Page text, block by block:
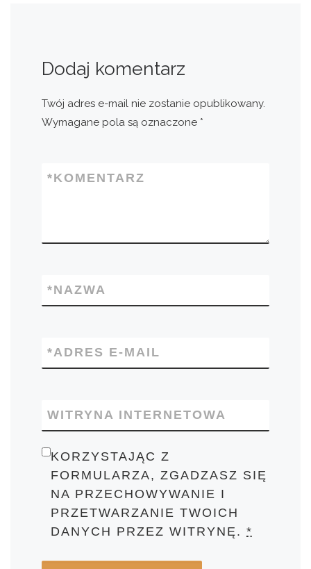
Dodaj komentarz
Twój adres e-mail nie zostanie opublikowany.
Wymagane pola są oznaczone *
KOMENTARZ
*
NAZWA
*
ADRES E-MAIL
*
WITRYNA INTERNETOWA
KORZYSTAJĄC Z
FORMULARZA, ZGADZASZ SIĘ
NA PRZECHOWYWANIE I
PRZETWARZANIE TWOICH
DANYCH PRZEZ WITRYNĘ.*